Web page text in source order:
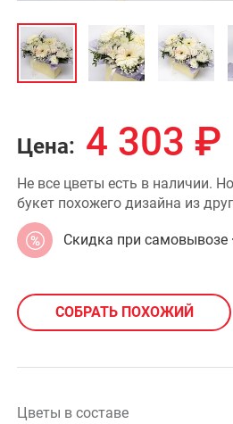
Цена: 4 303 ₽
Не все цветы есть в наличии.
букет похожего дизайна из
Скидка при самовывозе
СОБРАТЬ ПОХОЖИЙ
Цветы в составе